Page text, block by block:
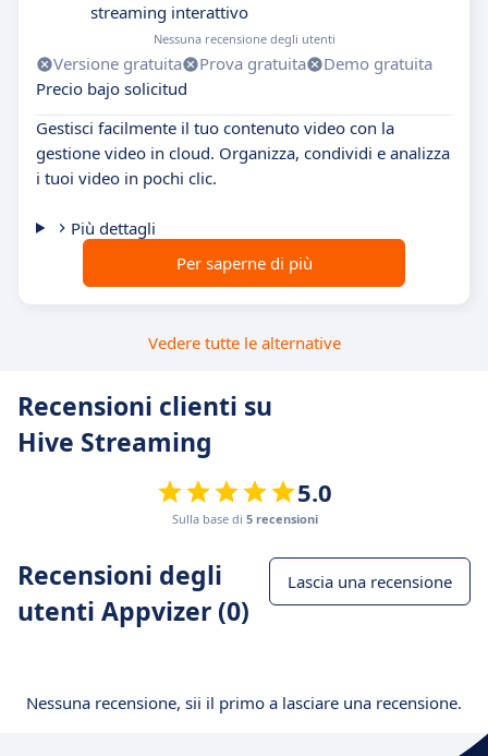
streaming interattivo
Nessuna recensione degli utenti
Versione gratuita Prova gratuita
Demo gratuita
Precio bajo solicitud
Gestisci facilmente il tuo contenuto video con la
gestione video in cloud. Organizza, condividi e analizza
i tuoi video in pochi clic.
Più dettagli
Per saperne di più
Vedere tutte le alternative
Recensioni clienti su
Hive Streaming
5.0
Sulla base di 5 recensioni
Recensioni degli
utenti Appvizer (0)
Lascia una recensione
Nessuna recensione, sii il primo a lasciare una recensione.